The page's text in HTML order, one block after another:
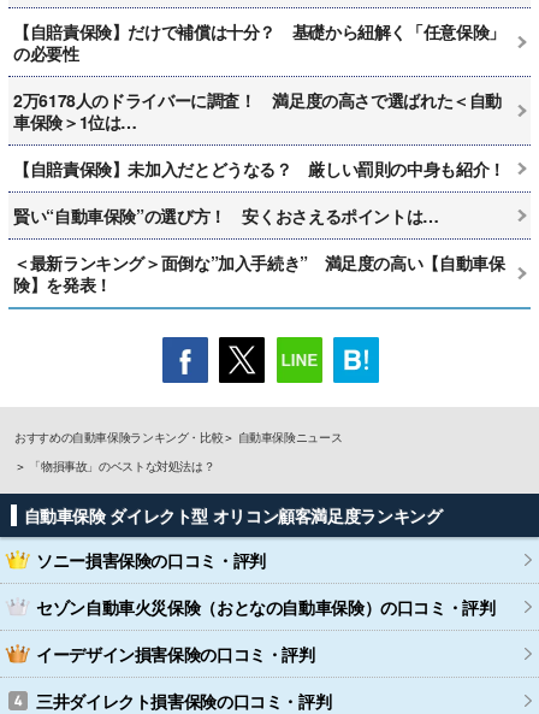
【自賠責保険】だけで補償は十分？ 基礎から紐解く「任意保険」
の必要性
2万6178人のドライバーに調査！ 満足度の高さで選ばれた＜自動
車保険＞1位は…
【自賠責保険】未加入だとどうなる？ 厳しい罰則の中身も紹介！
賢い“自動車保険”の選び方！ 安くおさえるポイントは…
＜最新ランキング＞面倒な”加入手続き” 満足度の高い【自動車保
険】を発表！
おすすめの自動車保険ランキング・比較
自動車保険ニュース
「物損事故」のベストな対処法は？
自動車保険 ダイレクト型 オリコン顧客満足度ランキング
ソニー損害保険の口コミ・評判
セゾン自動車火災保険（おとなの自動車保険）の口コミ・評判
イーデザイン損害保険の口コミ・評判
三井ダイレクト損害保険の口コミ・評判